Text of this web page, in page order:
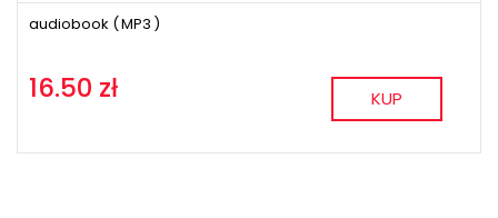
audiobook (MP3 )
16.50 zł KUP